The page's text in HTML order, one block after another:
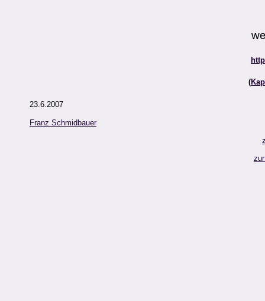
(
23.6.2007
Franz Schmidbauer